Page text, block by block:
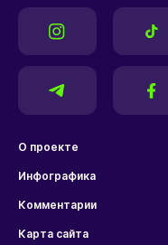
О проекте
Инфографика
Комментарии
Карта сайта